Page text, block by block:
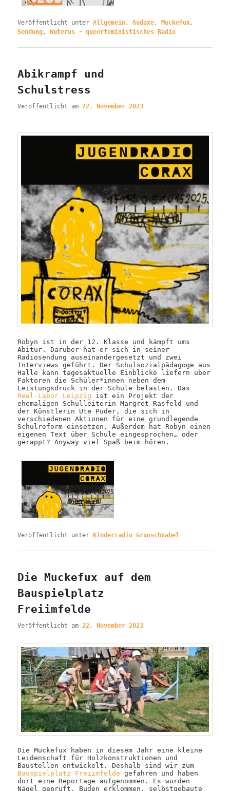
Veröffentlicht unter Allgemein,Audaxe, Muckefux,
Sendung,Wuterus - queerfeministisches Radio
Abikrampf und
Schulstress
Veröffentlicht am22. November 2023
Robyn ist in der 12. Klasse und kämpft ums
Abitur. Darüber hat er sich in seiner
Radiosendung auseinandergesetzt und zwei
Interviews geführt. Der Schulsozialpädagoge aus
Halle kann tagesaktuelle Einblicke liefern über
Faktoren die Schüler*innen neben dem
Leistungsdruck in der Schule belasten. Das
Real-Labor Leipzig ist ein Projekt der
ehemaligen Schulleiterin Margret Rasfeld und
der Künstlerin Ute Puder, die sich in
verschiedenen Aktionen für eine grundlegende
Schulreform einsetzen. Außerdem hat Robyn einen
eigenen Text über Schule eingesprochen… oder
gerappt? Anyway viel Spaß beim hören.
Veröffentlicht unter Kinderradio Grünschnabel
Die Muckefux auf dem
Bauspielplatz
Freiimfelde
Veröffentlicht am22. November 2023
Die Muckefux haben in diesem Jahr eine kleine
Leidenschaft für Holzkonstruktionen und
Baustellen entwickelt. Deshalb sind wir zum
Bauspielplatz Freiimfelde gefahren und haben
dort eine Reportage aufgenommen. Es wurden
Nägel geprüft, Buden erklommen, selbstgebaute